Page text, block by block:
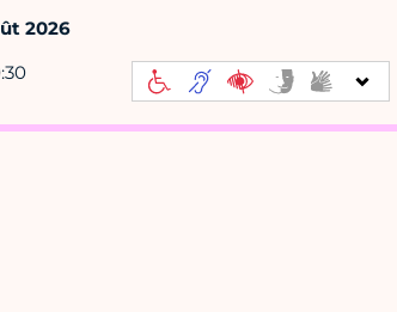
2026